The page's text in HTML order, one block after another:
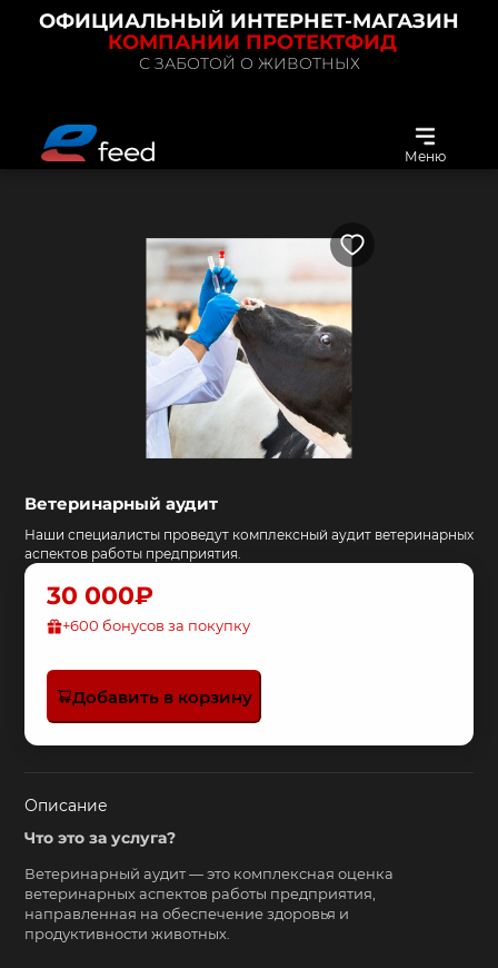
ОФИЦИАЛЬНЫЙ ИНТЕРНЕТ-МАГАЗИН
КОМПАНИИ ПРОТЕКТФИД
С ЗАБОТОЙ О ЖИВОТНЫХ
Меню
Ветеринарный аудит
Наши специалисты проведут комплексный аудит ветеринарных
аспектов работы предприятия.
30 000₽
+600 бонусов за покупку
Добавить в корзину
Описание
Что это за услуга?
Ветеринарный аудит — это комплексная оценка
ветеринарных аспектов работы предприятия,
направленная на обеспечение здоровья и
продуктивности животных.